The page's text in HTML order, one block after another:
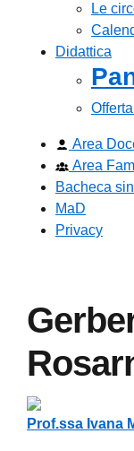
Le
Didattica
Area
Area
Bacheca
MaD
Privacy
Prof.ssa Ivana